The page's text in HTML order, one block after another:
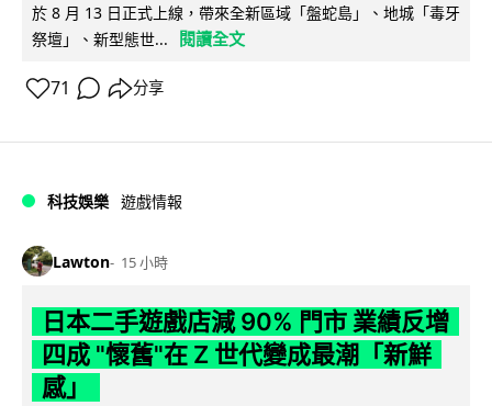
於 8 月 13 日正式上線，帶來全新區域「盤蛇島」、地城「毒牙
祭壇」、新型態世...
閱讀全文
71 分享
科技娛樂 遊戲情報
Lawton 15 小時
日本二手遊戲店減 90% 門市 業績反增
四成 "懷舊"在 Z 世代變成最潮「新鮮
感」